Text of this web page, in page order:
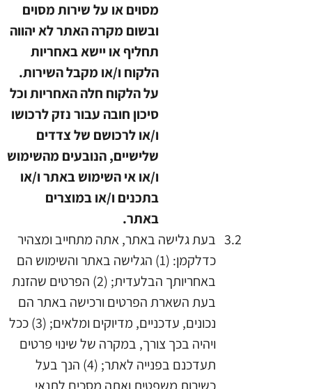
מסוים או על שירות מסוים
ובשום מקרה האתר לא יהווה
תחליף או יישא באחריות
הלקוח ו/או מקבל השירות.
על הלקוח חלה האחריות וכל
סיכון חובה עבור נזק לרכושו
ו/או לרכושם של צדדים
שלישיים, הנובעים מהשימוש
ו/או אי השימוש באתר ו/או
בתכנים ו/או במוצרים
באתר.
בעת גלישה באתר, אתה מתחייב ומצהיר
כדלקמן: (1) הגלישה באתר והשימוש הם
באחריותך הבלעדית; (2) הפרטים שהזנת
בעת השארת הפרטים ורכישה באתר הם
נכונים, עדכניים, מדיוקים ומלאים; (3) ככל
ויהיה בכך צורך, במקרה של שינוי פרטים
תעדכנם בפנייה לאתר; (4) הנך בעל